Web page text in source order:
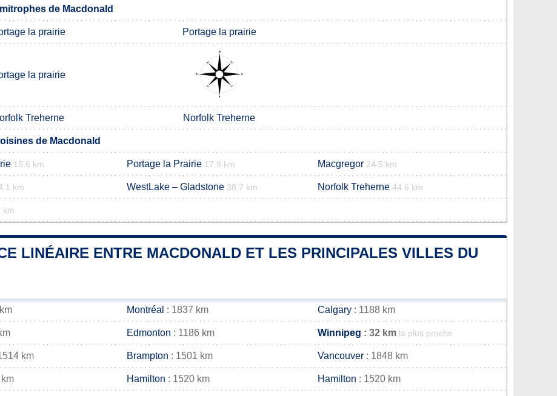
de Macdonald
la prairie Portage la prairie
la prairie
Treherne Norfolk Treherne
de Macdonald
15.6 km Portage la Prairie 17.9 km Macgregor 24.5 km
km WestLake – Gladstone 38.7 km Norfolk Treherne 44.6 km
km
LINÉAIRE ENTRE MACDONALD ET LES PRINCIPALES VILLES DU
Montréal : 1837 km Calgary : 1188 km
Edmonton : 1186 km Winnipeg : 32 km la plus proche
km Brampton : 1501 km Vancouver : 1848 km
Hamilton : 1520 km Hamilton : 1520 km